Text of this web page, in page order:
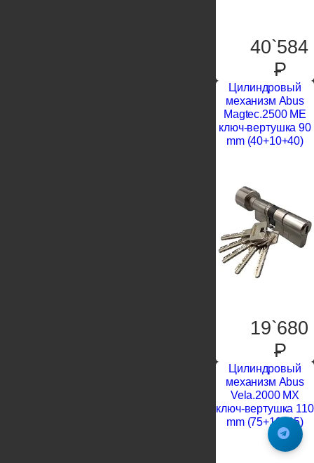
40`584
P
Цилиндровый
механизм Abus
Magtec.2500 ME
ключ-вертушка 90
mm (40+10+40)
19`680
P
Цилиндровый
механизм Abus
Vela.2000 MX
ключ-вертушка 110
mm (75+10+25)